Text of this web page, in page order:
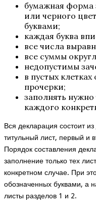
бумажная форма
или черного
буквами;
каждая буква
все числа
все суммы
недопустимы
в пустых
прочерки;
заполнять
каждого
Вся декларация состоит
титульный лист, первый и
Порядок составления
заполнение только тех
конкретном случае. При
обозначенных буквами, а
листы разделов 1 и 2.